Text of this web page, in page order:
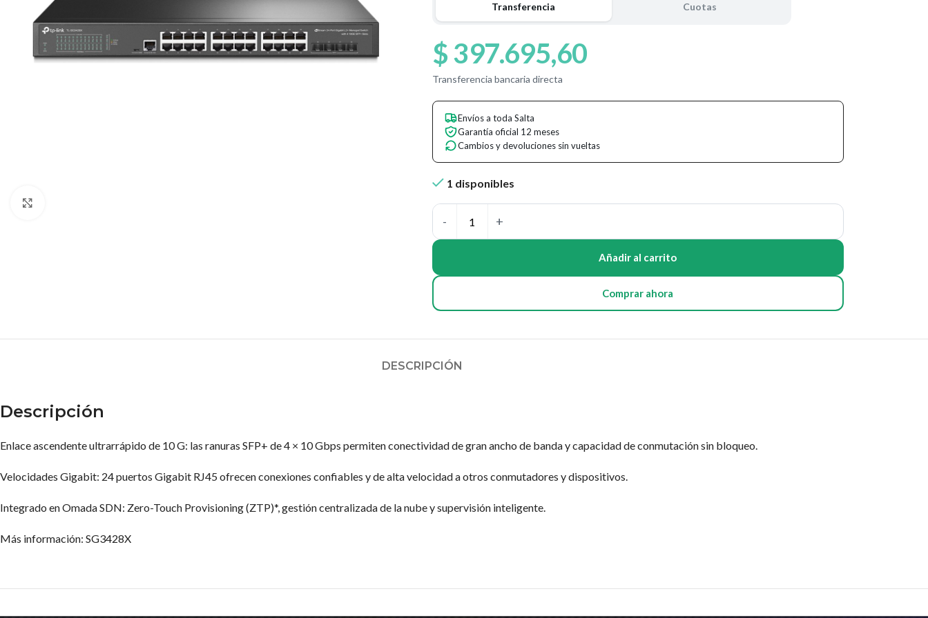
Transferencia Cuotas
$397.695,60
Transferencia bancaria directa
Envíos a toda Salta
Garantía oficial 12 meses
Cambios y devoluciones sin vueltas
1 disponibles
Añadir al carrito
Comprar ahora
DESCRIPCIÓN
Descripción
Enlace ascendente ultrarrápido de 10 G: las ranuras SFP+ de 4 × 10 Gbps permiten conectividad de gran ancho de banda y capacidad de conmutación sin bloqueo.
Velocidades Gigabit: 24 puertos Gigabit RJ45 ofrecen conexiones confiables y de alta velocidad a otros conmutadores y dispositivos.
Integrado en Omada SDN: Zero-Touch Provisioning (ZTP)*, gestión centralizada de la nube y supervisión inteligente.
Más información: SG3428X